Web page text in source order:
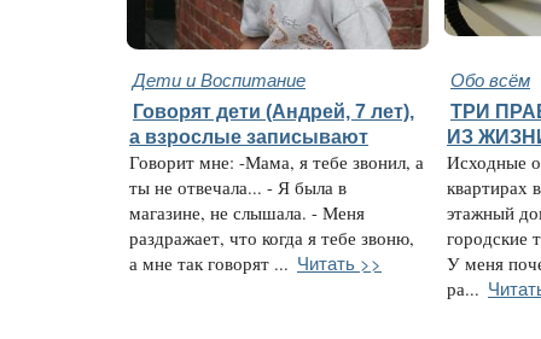
Дети и Воспитание Обо всём
Говорят дети (Андрей, 7 лет),
а взрослые записывают
Говорит мне: -Мама, я тебе звонил, а
ты не отвечала... - Я была в
магазине, не слышала. - Меня
раздражает, что когда я тебе звоню,
а мне так говорят ... Читать >>
ТРИ
ИЗ
Исходные
квартирах
этажный
городские
У меня
ра...